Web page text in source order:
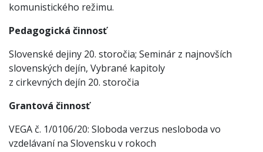
komunistického režimu.
Pedagogická činnosť
Slovenské dejiny 20. storočia; Seminár z najnovších
slovenských dejín, Vybrané kapitoly
z cirkevných dejín 20. storočia
Grantová činnosť
VEGA č. 1/0106/20: Sloboda verzus nesloboda vo
vzdelávaní na Slovensku v rokoch